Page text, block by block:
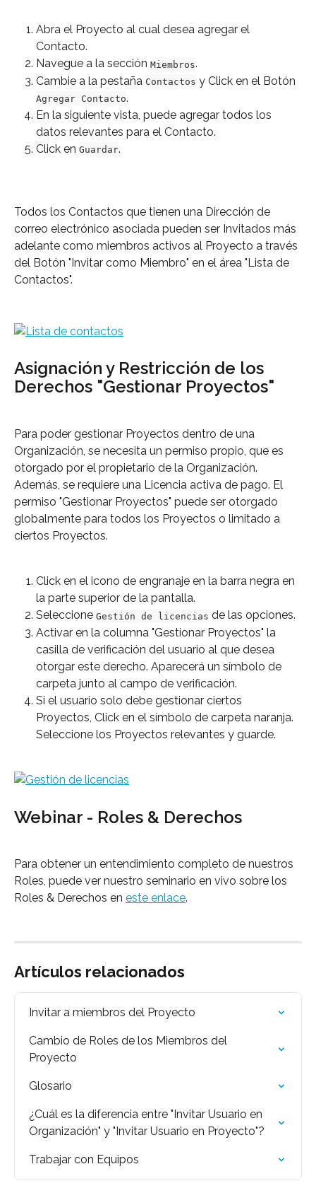
Abra el Proyecto al cual desea agregar el
Contacto.
Navegue a la sección Miembros.
Cambie a la pestaña Contactos y Click en el Botón
Agregar Contacto.
En la siguiente vista, puede agregar todos los
datos relevantes para el Contacto.
Click en Guardar.
Todos los Contactos que tienen una Dirección de
correo electrónico asociada pueden ser Invitados más
adelante como miembros activos al Proyecto a través
del Botón "Invitar como Miembro" en el área "Lista de
Contactos".
Asignación y Restricción de los
Derechos "Gestionar Proyectos"
Para poder gestionar Proyectos dentro de una
Organización, se necesita un permiso propio, que es
otorgado por el propietario de la Organización.
Además, se requiere una Licencia activa de pago. El
permiso "Gestionar Proyectos" puede ser otorgado
globalmente para todos los Proyectos o limitado a
ciertos Proyectos.
Click en el icono de engranaje en la barra negra en
la parte superior de la pantalla.
Seleccione Gestión de licencias de las opciones.
Activar en la columna "Gestionar Proyectos" la
casilla de verificación del usuario al que desea
otorgar este derecho. Aparecerá un símbolo de
carpeta junto al campo de verificación.
Si el usuario solo debe gestionar ciertos
Proyectos, Click en el símbolo de carpeta naranja.
Seleccione los Proyectos relevantes y guarde.
Webinar - Roles & Derechos
Para obtener un entendimiento completo de nuestros
Roles, puede ver nuestro seminario en vivo sobre los
Roles & Derechos en este enlace.
Artículos relacionados
Invitar a miembros del Proyecto
Cambio de Roles de los Miembros del
Proyecto
Glosario
¿Cuál es la diferencia entre "Invitar Usuario en
Organización" y "Invitar Usuario en Proyecto"?
Trabajar con Equipos